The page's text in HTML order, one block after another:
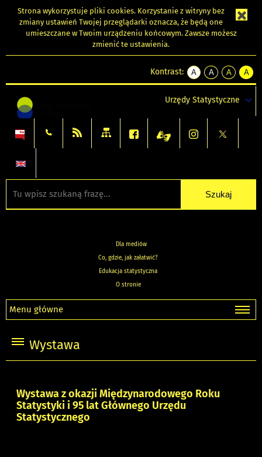
Strona wykorzystuje pliki cookies. Korzystanie z witryny bez
zmiany ustawień Twojej przeglądarki oznacza, że będą one
umieszczane w Twoim urządzeniu końcowym. Zawsze możesz
zmienić te ustawienia.
Kontrast:
A
kontrast
A
kontrast
tekst
czarnym
A
kontrast
tekst
czarnym
A
tekst
żółtym
Urzędy Statystyczne
Dla mediów
Co, gdzie, jak załatwić?
Edukacja statystyczna
O stronie
Menu główne
Wystawa
Wystawa z okazji Międzynarodowego Roku
Statystyki i 95 lat Głównego Urzędu
Statystycznego